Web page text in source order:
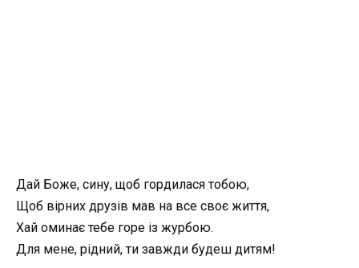
Дай Боже, сину, щоб гордилася тобою,
Щоб вірних друзів мав на все своє життя,
Хай оминає тебе горе із журбою.
Для мене, рідний, ти завжди будеш дитям!